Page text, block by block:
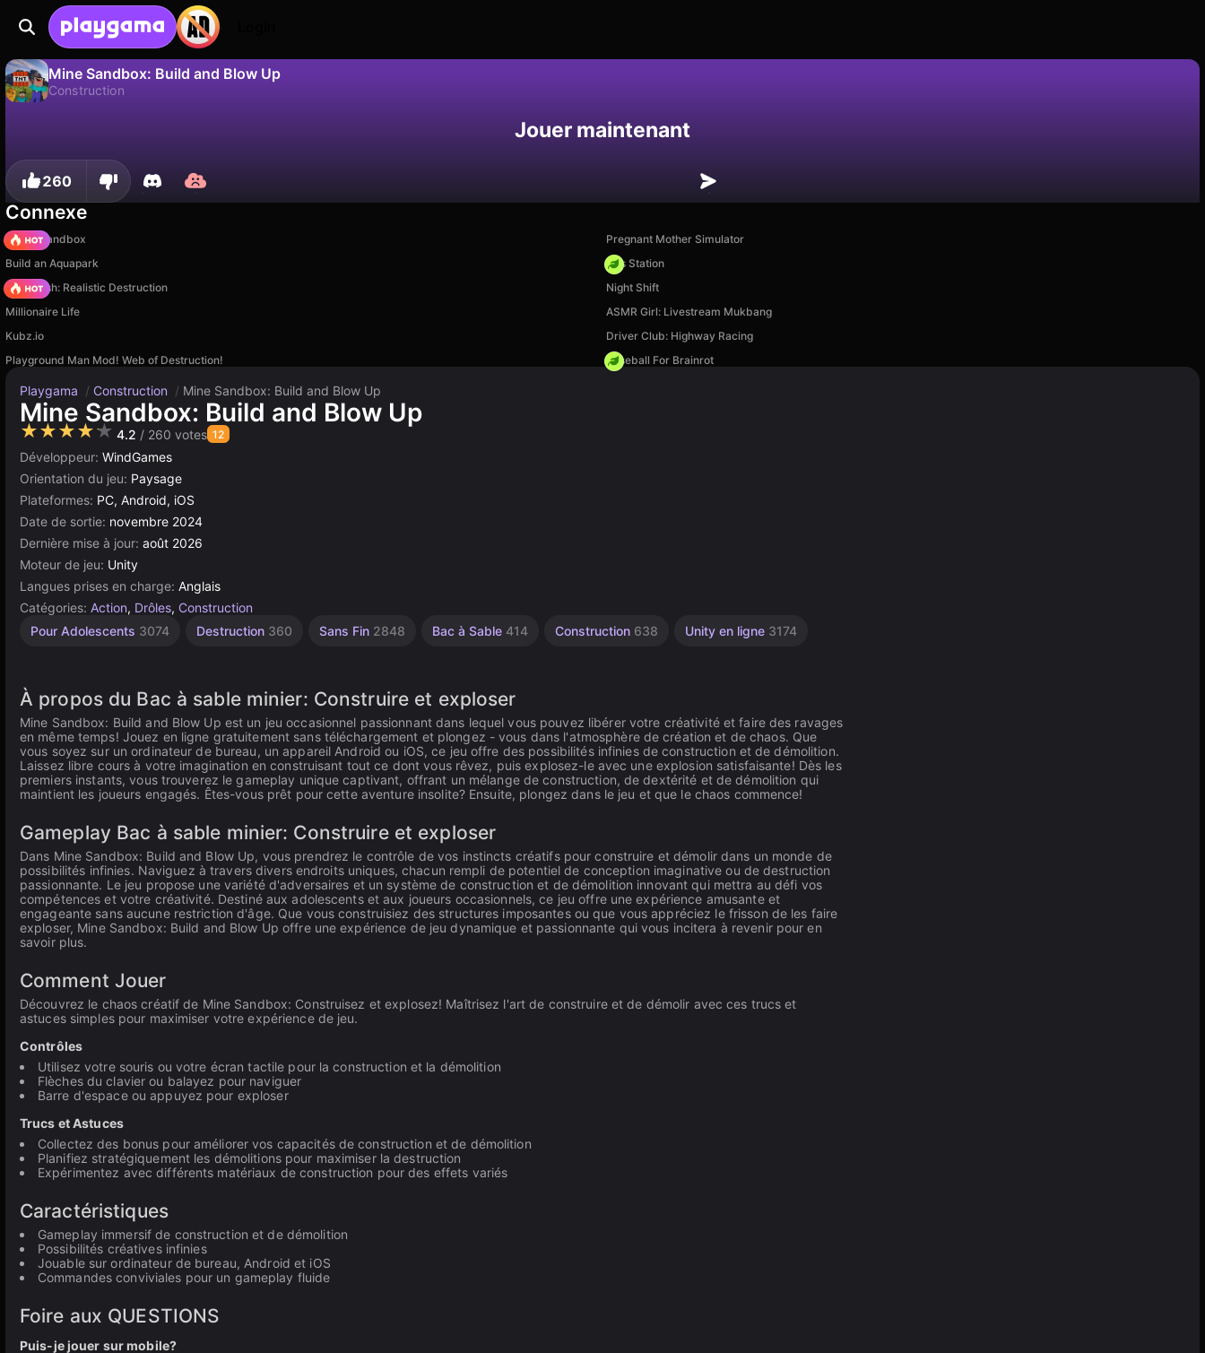
Mine Sandbox: Build and Blow Up
Construction
Jouer maintenant
260
Connexe
Melon Sandbox
Pregnant Mother Simulator
Build an Aquapark
Gas Station
Car Crush: Realistic Destruction
Night Shift
Millionaire Life
ASMR Girl: Livestream Mukbang
Kubz.io
Driver Club: Highway Racing
Playground Man Mod! Web of Destruction!
Baseball For Brainrot
Playgama / Construction / Mine Sandbox: Build and Blow Up
Mine Sandbox: Build and Blow Up
★★★★★ 4.2 / 260 votes 12
Développeur: WindGames
Orientation du jeu: Paysage
Plateformes: PC, Android, iOS
Date de sortie: novembre 2024
Dernière mise à jour: août 2026
Moteur de jeu: Unity
Langues prises en charge: Anglais
Catégories: Action, Drôles, Construction
Pour Adolescents 3074 Destruction 360 Sans Fin 2848 Bac à Sable 414 Construction 638 Unity en ligne 3174
À propos du Bac à sable minier: Construire et exploser
Mine Sandbox: Build and Blow Up est un jeu occasionnel passionnant dans lequel vous pouvez libérer votre créativité et faire des ravages
en même temps! Jouez en ligne gratuitement sans téléchargement et plongez - vous dans l'atmosphère de création et de chaos. Que
vous soyez sur un ordinateur de bureau, un appareil Android ou iOS, ce jeu offre des possibilités infinies de construction et de démolition.
Laissez libre cours à votre imagination en construisant tout ce dont vous rêvez, puis explosez-le avec une explosion satisfaisante! Dès les
premiers instants, vous trouverez le gameplay unique captivant, offrant un mélange de construction, de dextérité et de démolition qui
maintient les joueurs engagés. Êtes-vous prêt pour cette aventure insolite? Ensuite, plongez dans le jeu et que le chaos commence!
Gameplay Bac à sable minier: Construire et exploser
Dans Mine Sandbox: Build and Blow Up, vous prendrez le contrôle de vos instincts créatifs pour construire et démolir dans un monde de
possibilités infinies. Naviguez à travers divers endroits uniques, chacun rempli de potentiel de conception imaginative ou de destruction
passionnante. Le jeu propose une variété d'adversaires et un système de construction et de démolition innovant qui mettra au défi vos
compétences et votre créativité. Destiné aux adolescents et aux joueurs occasionnels, ce jeu offre une expérience amusante et
engageante sans aucune restriction d'âge. Que vous construisiez des structures imposantes ou que vous appréciez le frisson de les faire
exploser, Mine Sandbox: Build and Blow Up offre une expérience de jeu dynamique et passionnante qui vous incitera à revenir pour en
savoir plus.
Comment Jouer
Découvrez le chaos créatif de Mine Sandbox: Construisez et explosez! Maîtrisez l'art de construire et de démolir avec ces trucs et
astuces simples pour maximiser votre expérience de jeu.
Contrôles
Utilisez votre souris ou votre écran tactile pour la construction et la démolition
Flèches du clavier ou balayez pour naviguer
Barre d'espace ou appuyez pour exploser
Trucs et Astuces
Collectez des bonus pour améliorer vos capacités de construction et de démolition
Planifiez stratégiquement les démolitions pour maximiser la destruction
Expérimentez avec différents matériaux de construction pour des effets variés
Caractéristiques
Gameplay immersif de construction et de démolition
Possibilités créatives infinies
Jouable sur ordinateur de bureau, Android et iOS
Commandes conviviales pour un gameplay fluide
Foire aux QUESTIONS
Puis-je jouer sur mobile?